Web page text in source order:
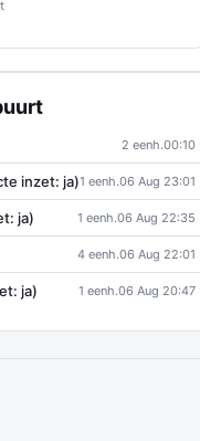
2 eenh.00:10
inzet: ja)1 eenh.06 Aug 23:01
ja) 1 eenh.06 Aug 22:35
4 eenh.06 Aug 22:01
ja) 1 eenh.06 Aug 20:47